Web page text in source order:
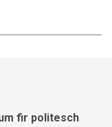
fir politesch